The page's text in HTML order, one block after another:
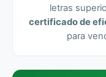
letras
certificado de
para